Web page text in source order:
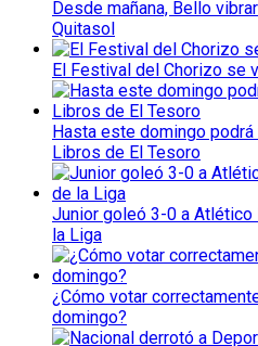
Desde mañana, Bello
Quitasol
El Festival del Chorizo se
Hasta este domingo
Libros de El Tesoro
Junior goleó 3-0 a Atlético
la Liga
¿Cómo votar
domingo?